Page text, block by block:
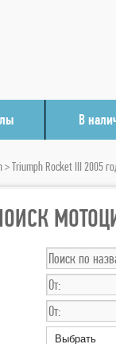
В
> Triumph Rocket III 2005